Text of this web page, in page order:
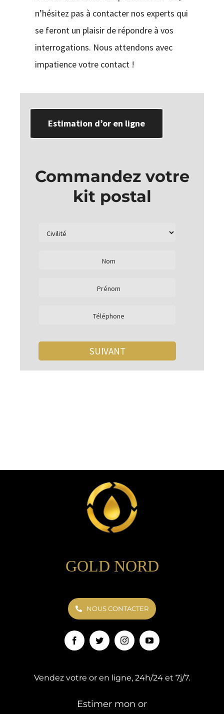
n’hésitez pas à contacter nos experts qui
se feront un plaisir de répondre à vos
interrogations. Nous attendons avec
impatience votre contact !
Estimation d’or en ligne
Commandez votre
kit postal
GOLD NORD
NOUS CONTACTER
Vendez votre or en ligne, 24h/24 et 7j/7.
Estimer mon or